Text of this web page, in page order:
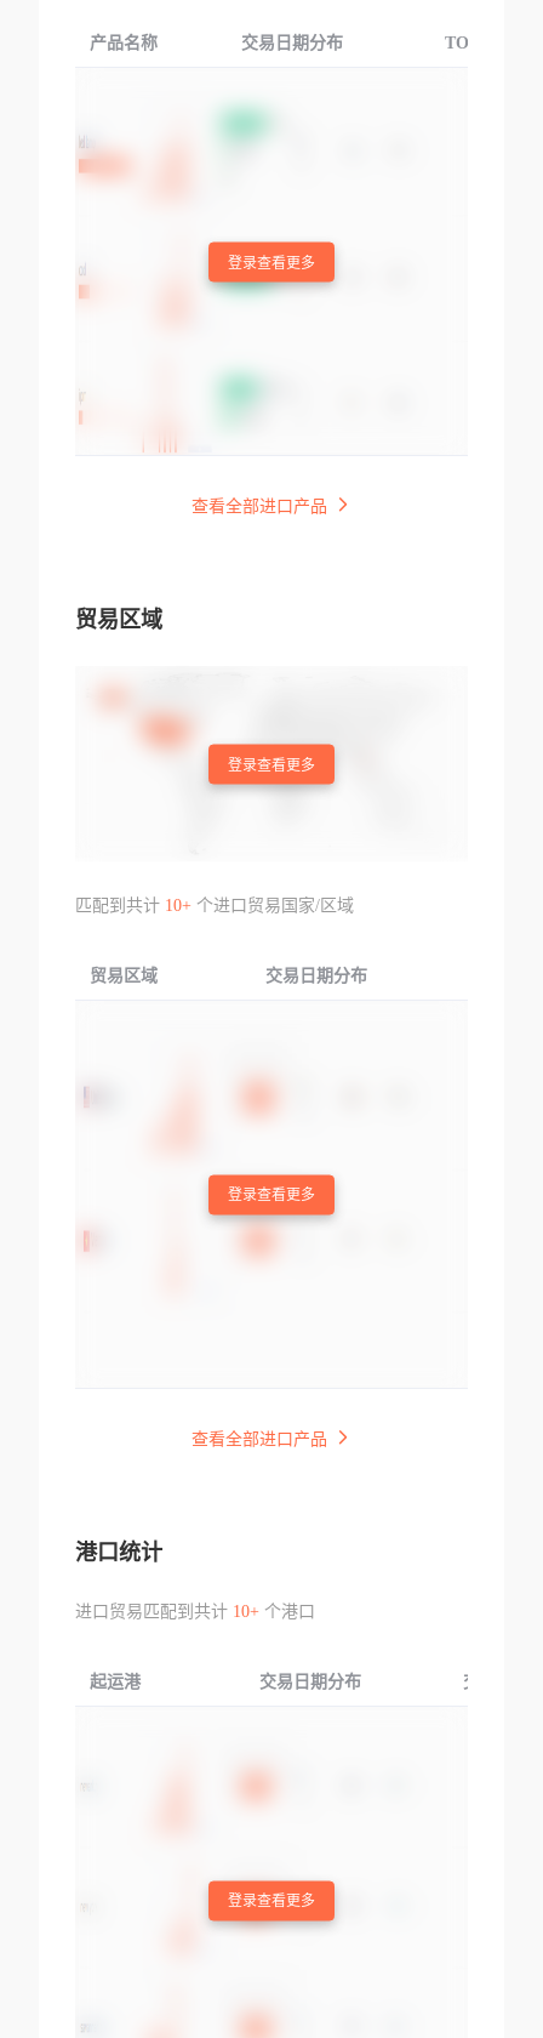
产品名称 交易日期分布 TOP3交易国
登录查看更多
查看全部进口产品
贸易区域
登录查看更多
匹配到共计 10+个进口贸易国家/区域
贸易区域 交易日期分布
登录查看更多
查看全部进口产品
港口统计
进口贸易匹配到共计 10+个港口
起运港 交易日期分布 交易产品
登录查看更多